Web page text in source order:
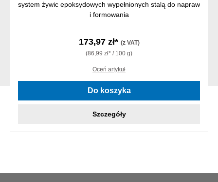
system żywic epoksydowych wypełnionych stalą do napraw
i formowania
173,97 zł* (z VAT)
(86,99 zł* / 100 g)
Oceń artykuł
Do koszyka
Szczegóły